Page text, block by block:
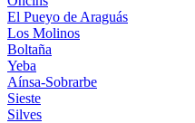
El Pueyo de Araguás
Los Molinos
Boltaña
Yeba
Aínsa-Sobrarbe
Sieste
Silves